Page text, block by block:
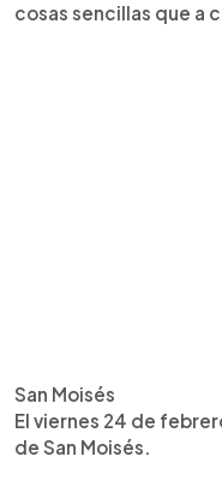
cosas sencillas que a
San Moisés
El viernes 24 de
de San Moisés.